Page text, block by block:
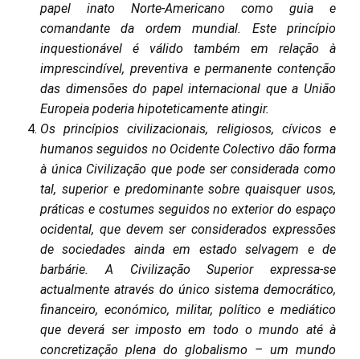
papel inato Norte-Americano como guia e
comandante da ordem mundial. Este princípio
inquestionável é válido também em relação à
imprescindível, preventiva e permanente contenção
das dimensões do papel internacional que a União
Europeia poderia hipoteticamente atingir.
Os princípios civilizacionais, religiosos, cívicos e
humanos seguidos no Ocidente Colectivo dão forma
à única Civilização que pode ser considerada como
tal, superior e predominante sobre quaisquer usos,
práticas e costumes seguidos no exterior do espaço
ocidental, que devem ser considerados expressões
de sociedades ainda em estado selvagem e de
barbárie. A Civilização Superior expressa-se
actualmente através do único sistema democrático,
financeiro, económico, militar, político e mediático
que deverá ser imposto em todo o mundo até à
concretização plena do globalismo – um mundo